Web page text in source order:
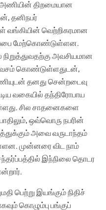
அணியின் திறமையான
தனிநபர்
வங்கியின் வெற்றிகரமான
மேற்கொண்டுள்ளன.
அவசியமான
கொண்டுள்ளதுடன்,
தனது சென்றடைவு
வகையில் தந்திரோபாய
சில சாதனைகளை
ஒவ்வொரு நபரின்
அவை வருடாந்தம்
முன்னரை விட நாம்
இந்நிலை தொடர
பெற்று இயங்கும் நிதிச்
கொழும்பு பங்குப்